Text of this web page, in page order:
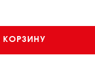
КОРЗИНУ